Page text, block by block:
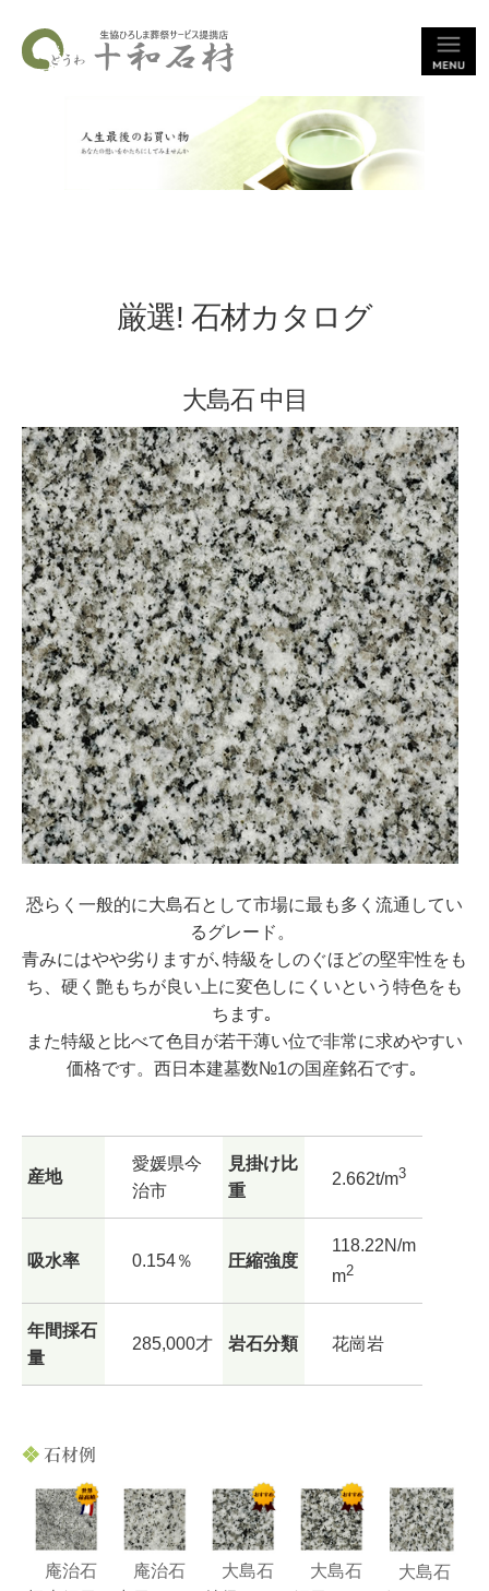
厳選! 石材カタログ
大島石 中目
恐らく一般的に大島石として市場に最も多く流通してい
るグレード。
青みにはやや劣りますが､特級をしのぐほどの堅牢性をも
ち、硬く艶もちが良い上に変色しにくいという特色をも
ちます｡
また特級と比べて色目が若干薄い位で非常に求めやすい
価格です。西日本建墓数№1の国産銘石です｡
産地
愛媛県今
治市
見掛け比
重
2.662t/m3
吸水率 0.154％ 圧縮強度
118.22N/m
m2
年間採石
量
285,000才 岩石分類 花崗岩
庵治石
庵治石
大島石
大島石
大島石